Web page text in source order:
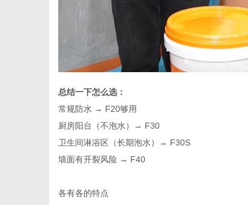
总结一下怎么选：
常规防水 → F20够用
厨房阳台（不泡水）
→ F30
卫生间淋浴区（长期泡水）
→ F30S
墙面有开裂风险 → F40
各有各的特点